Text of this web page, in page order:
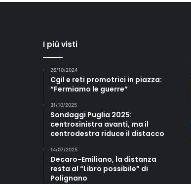
I più visti
26/10/2024
Cgil e reti promotrici in piazza:
“Fermiamo le guerre”
31/10/2025
Sondaggi Puglia 2025:
centrosinistra avanti, ma il
centrodestra riduce il distacco
14/07/2025
Decaro-Emiliano, la distanza
resta al “Libro possibile” di
Polignano